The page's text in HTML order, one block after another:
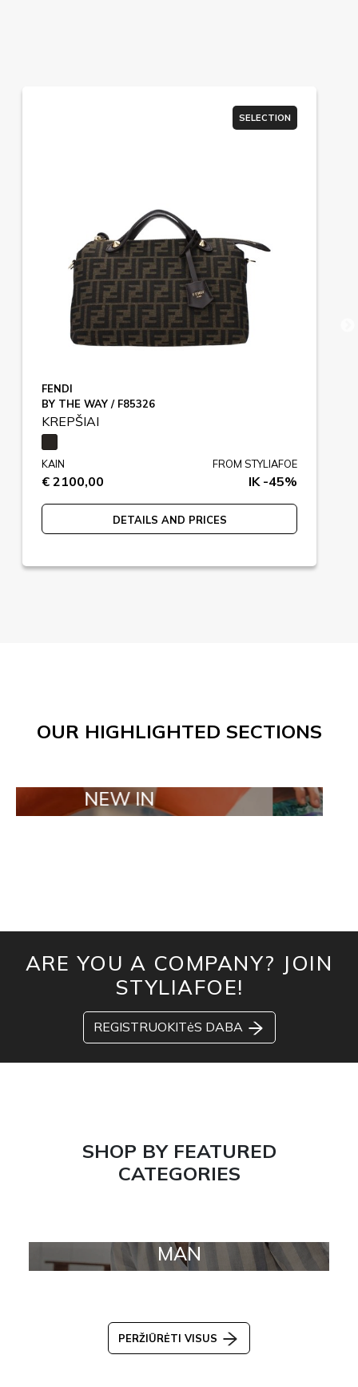
SELECTION
FENDI
BY THE WAY / F85326
KREPŠIAI
KAIN
€ 2100,00
FROM STYLIAFOE
IK -45%
DETAILS AND PRICES
OUR HIGHLIGHTED SECTIONS
IN TAILOR
ARE YOU A COMPANY? JOIN
STYLIAFOE!
REGISTRUOKITėS DABA
SHOP BY FEATURED
CATEGORIES
MAN
PERŽIŪRĖTI VISUS